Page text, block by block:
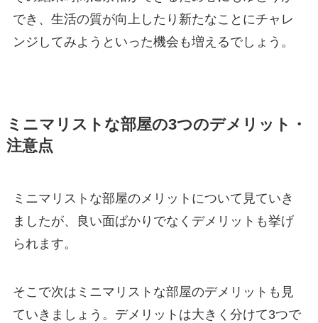
でき、生活の質が向上したり新たなことにチャレ
ンジしてみようといった機会も増えるでしょう。
ミニマリストな部屋の3つのデメリット・
注意点
ミニマリストな部屋のメリットについて見ていき
ましたが、良い面ばかりでなくデメリットも挙げ
られます。
そこで次はミニマリストな部屋のデメリットも見
ていきましょう。デメリットは大きく分けて3つで